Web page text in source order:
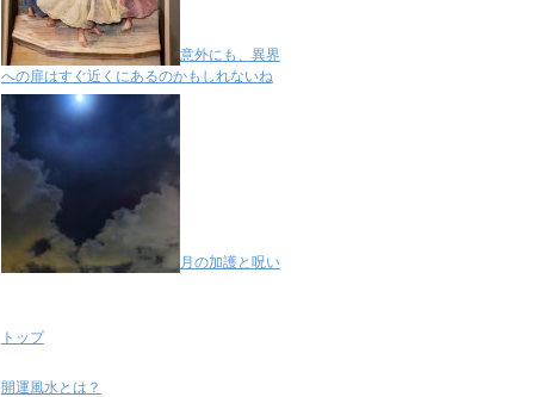
意外にも、異界
への扉はすぐ近くにあるのかもしれないね
月の加護と呪い
トップ
開運風水とは？